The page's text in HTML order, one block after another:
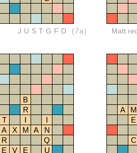
JUSTGFD (7a) Matt
B
R
T I
I
A X M A
N
R
Q
E
V E
U
A
M
E
C